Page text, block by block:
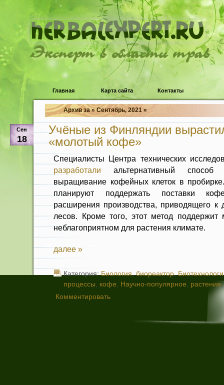
Эксперт в области трав
Главная Карта сайта Контакты
Архив за » Сентябрь, 2021 «
Сен
18
Учёные из Финляндии
«молотый кофе»
Специалисты Центра технических
разработали альтернативный
выращивание кофейных клеток в
планируют поддержать поставки
расширения производства, приводящего к
лесов. Кроме того, этот метод поддержит
неблагоприятном для растения климате.
далее »
Категория:Биология,биореактор,
процессы, кофе, Научно-популярное, растения
Комментировать